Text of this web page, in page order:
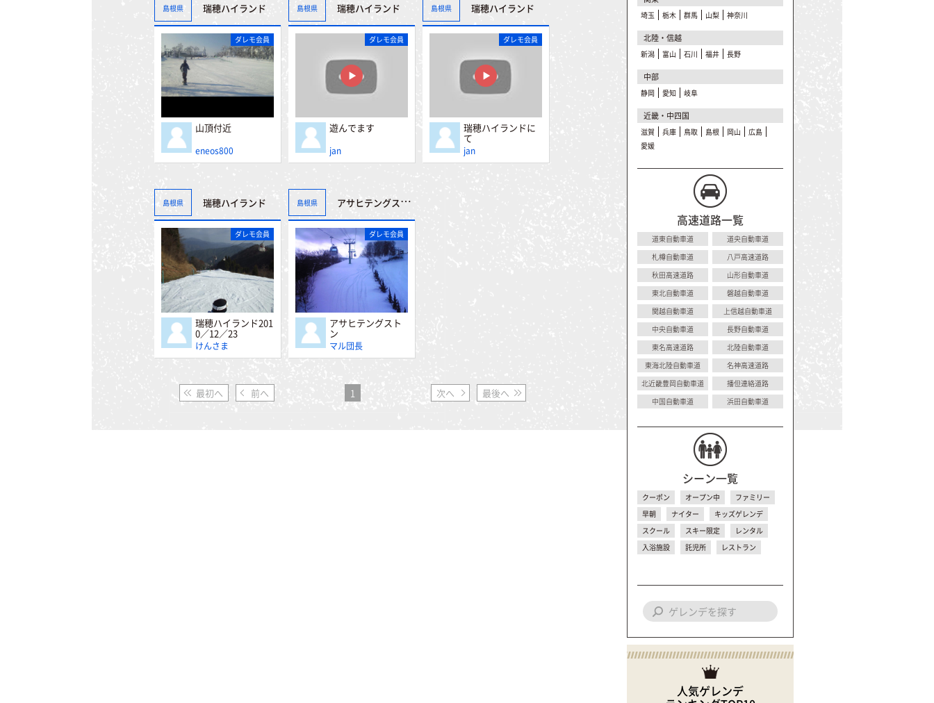
島根県 瑞穂ハイランド
ダレモ会員
山頂付近
eneos800
島根県 瑞穂ハイランド
ダレモ会員
遊んでます
jan
島根県 瑞穂ハイランド
ダレモ会員
瑞穂ハイランドに
て
jan
島根県 瑞穂ハイランド
ダレモ会員
瑞穂ハイランド201
0／12／23
けんさま
島根県 アサヒテングストン
ダレモ会員
アサヒテングスト
ン
マル団長
最初へ 前へ 1 次へ 最後へ
埼玉 栃木 群馬 山梨 神奈川
北陸・信越
新潟 富山 石川 福井 長野
中部
静岡 愛知 岐阜
近畿・中四国
滋賀 兵庫 鳥取 島根 岡山
広島
愛媛
高速道路一覧
道東自動車道
道央自動車道
札樽自動車道
八戸高速道路
秋田高速道路
山形自動車道
東北自動車道
磐越自動車道
関越自動車道
上信越自動車道
中央自動車道
長野自動車道
東名高速道路
北陸自動車道
東海北陸自動車道
名神高速道路
北近畿豊岡自動車道
播但連絡道路
中国自動車道
浜田自動車道
シーン一覧
クーポン オープン中
ファミリー
早朝
ナイター
キッズゲレンデ
スクール
スキー限定
レンタル
入浴施設
託児所 レストラン
人気ゲレンデ